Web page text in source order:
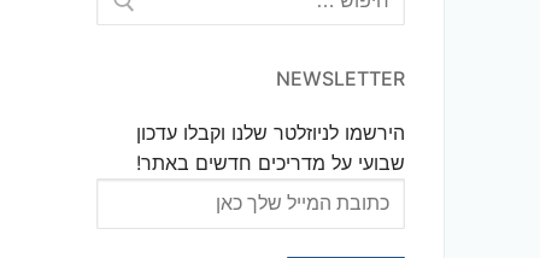
NEWSLETTER
הירשמו לניוזלטר שלנו וקבלו עדכון
שבועי על מדריכים חדשים באתר!